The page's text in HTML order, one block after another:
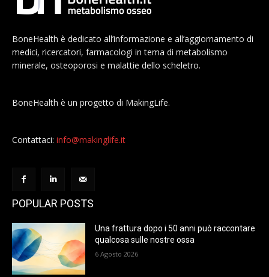
BoneHealth è dedicato all’informazione e all’aggiornamento di
medici, ricercatori, farmacologi in tema di metabolismo
minerale, osteoporosi e malattie dello scheletro.
BoneHealth è un progetto di MakingLife.
Contattaci: info@makinglife.it
POPULAR POSTS
Una frattura dopo i 50 anni può raccontare
qualcosa sulle nostre ossa
6 Agosto 2026